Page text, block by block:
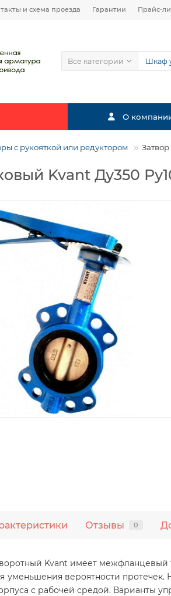
и схема проезда Гарантии Прайс-
Все категории
О
с рукояткой или редуктором
Kvant Ду350
Отзывы 0
Kvant имеет межфланцевый
уменьшения вероятности
с рабочей средой. Варианты